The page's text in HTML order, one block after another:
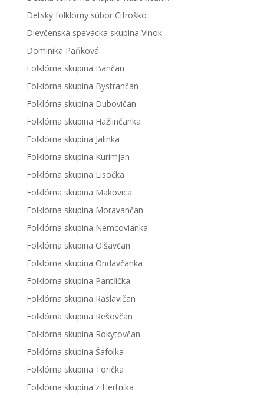
Detský folklórny súbor Cifroško
Dievčenská spevácka skupina Vinok
Dominika Paňková
Folklórna skupina Bančan
Folklórna skupina Bystrančan
Folklórna skupina Dubovičan
Folklórna skupina Hažlinčanka
Folklórna skupina Jalinka
Folklórna skupina Kurimjan
Folklórna skupina Lisočka
Folklórna skupina Makovica
Folklórna skupina Moravančan
Folklórna skupina Nemcovianka
Folklórna skupina Olšavčan
Folklórna skupina Ondavčanka
Folklórna skupina Pantľička
Folklórna skupina Raslavičan
Folklórna skupina Rešovčan
Folklórna skupina Rokytovčan
Folklórna skupina Šafolka
Folklórna skupina Torička
Folklórna skupina z Hertníka